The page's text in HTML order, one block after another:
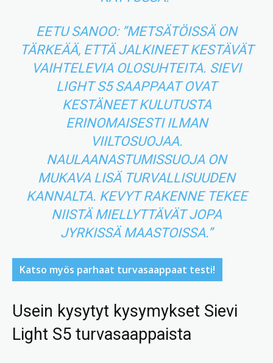
EETU SANOO: ”METSÄTÖISSÄ ON
TÄRKEÄÄ, ETTÄ JALKINEET KESTÄVÄT
VAIHTELEVIA OLOSUHTEITA. SIEVI
LIGHT S5 SAAPPAAT OVAT
KESTÄNEET KULUTUSTA
ERINOMAISESTI ILMAN
VIILTOSUOJAA.
NAULAANASTUMISSUOJA ON
MUKAVA LISÄ TURVALLISUUDEN
KANNALTA. KEVYT RAKENNE TEKEE
NIISTÄ MIELLYTTÄVÄT JOPA
JYRKISSÄ MAASTOISSA.”
Katso myös parhaat turvasaappaat testi!
Usein kysytyt kysymykset Sievi
Light S5 turvasaappaista